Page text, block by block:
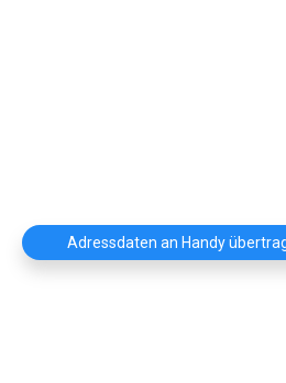
Adressdaten an Handy